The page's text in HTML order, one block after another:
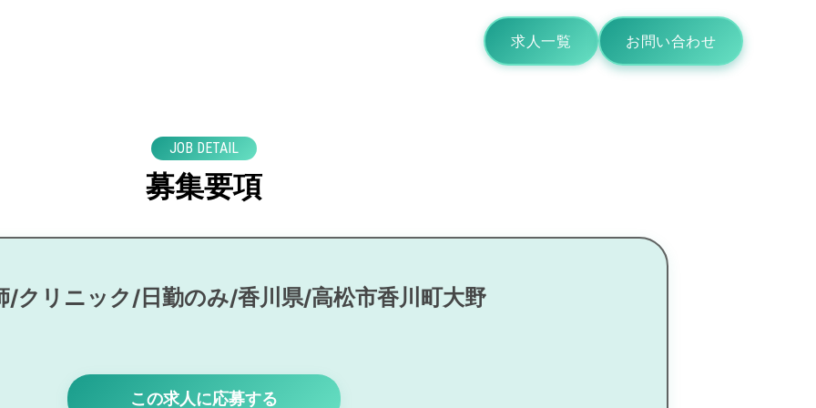
求人一覧 お問い合わせ
JOB DETAIL
募集要項
/クリニック/日勤のみ/香川県/高松市香川町大野
この求人に応募する